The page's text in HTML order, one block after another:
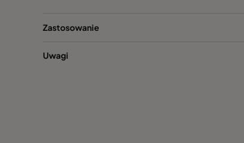
CL-SW-11P5-P-MD-S-C-315-N-SS-AAA0
CL-SW-12P6-P-MD-S-C-315-N-LS-AAA0
Zastosowanie
Uwagi